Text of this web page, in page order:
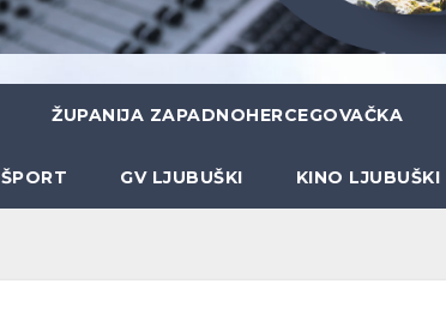
ŽUPANIJA ZAPADNOHERCEGOVAČKA
ŠPORT GV LJUBUŠKI KINO LJUBUŠKI